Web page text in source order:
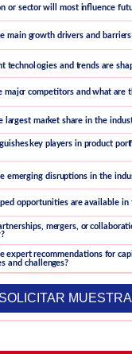
SOLICITAR MUESTRA